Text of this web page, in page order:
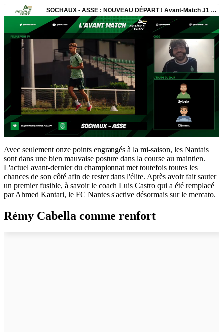
Avec seulement onze points engrangés à la mi-saison, les Nantais
sont dans une bien mauvaise posture dans la course au maintien.
L'actuel avant-dernier du championnat met toutefois toutes les
chances de son côté afin de rester dans l'élite. Après avoir fait sauter
un premier fusible, à savoir le coach Luis Castro qui a été remplacé
par Ahmed Kantari, le FC Nantes s'active désormais sur le mercato.
Rémy Cabella comme renfort